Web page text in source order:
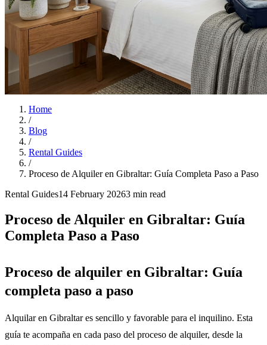
Home
/
Blog
/
Rental Guides
/
Proceso de Alquiler en Gibraltar: Guía Completa Paso a Paso
Rental Guides14 February 20263 min read
Proceso de Alquiler en Gibraltar: Guía
Completa Paso a Paso
Proceso de alquiler en Gibraltar: Guía
completa paso a paso
Alquilar en Gibraltar es sencillo y favorable para el inquilino. Esta
guía te acompaña en cada paso del proceso de alquiler, desde la